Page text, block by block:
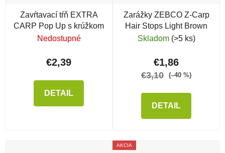
Zavŕtavací tŕň EXTRA
CARP Pop Up s krúžkom
Nedostupné
€2,39
DETAIL
Zarážky ZEBCO Z-Carp
Hair Stops Light Brown
Skladom (>5 ks)
€1,86
€3,10 (–40 %)
DETAIL
AKCIA